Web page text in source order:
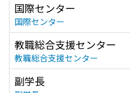
国際センター
国際センター
教職総合支援センター
教職総合支援センター
副学長